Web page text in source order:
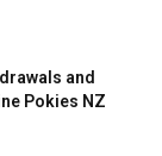
and
Pokies NZ